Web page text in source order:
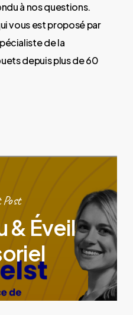
à nos questions.
vous est proposé par
de la
depuis plus de 60
& Éveil